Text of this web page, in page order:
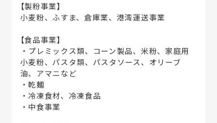
【製粉事業】
小麦粉、ふすま、倉庫業、港湾運送事業
【食品事業】
・プレミックス類、コーン製品、米粉、家庭用
小麦粉、パスタ類、パスタソース、オリーブ
油、アマニなど
・乾麺
・冷凍食材、冷凍食品
・中食事業